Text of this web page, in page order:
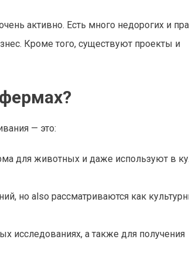
активно. Есть много недорогих и
Кроме того, существуют проекты и
— это:
для животных и даже используют в
но also рассматриваются как
исследованиях, а также для получения